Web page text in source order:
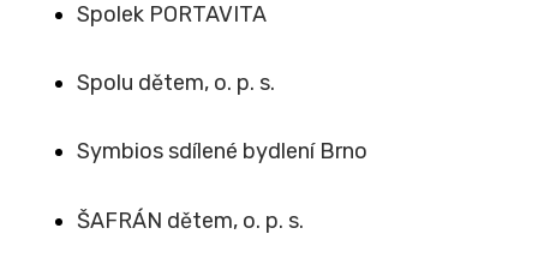
Spolek PORTAVITA
Spolu dětem, o. p. s.
Symbios sdílené bydlení Brno
ŠAFRÁN dětem, o. p. s.